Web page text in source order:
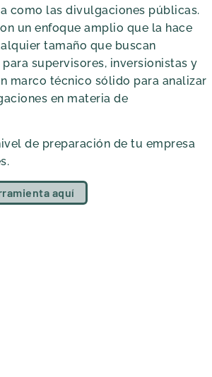
como las divulgaciones públicas.
un enfoque amplio que la hace
tamaño que buscan
supervisores, inversionistas y
marco técnico sólido para analizar
en materia de
de preparación de tu empresa
aquí